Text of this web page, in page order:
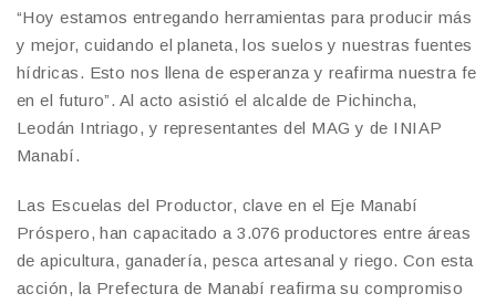
“Hoy estamos entregando herramientas para producir más
y mejor, cuidando el planeta, los suelos y nuestras fuentes
hídricas. Esto nos llena de esperanza y reafirma nuestra fe
en el futuro”. Al acto asistió el alcalde de Pichincha,
Leodán Intriago, y representantes del MAG y de INIAP
Manabí.
Las Escuelas del Productor, clave en el Eje Manabí
Próspero, han capacitado a 3.076 productores entre áreas
de apicultura, ganadería, pesca artesanal y riego. Con esta
acción, la Prefectura de Manabí reafirma su compromiso